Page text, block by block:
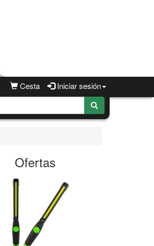
Cesta Iniciar sesión
Ofertas